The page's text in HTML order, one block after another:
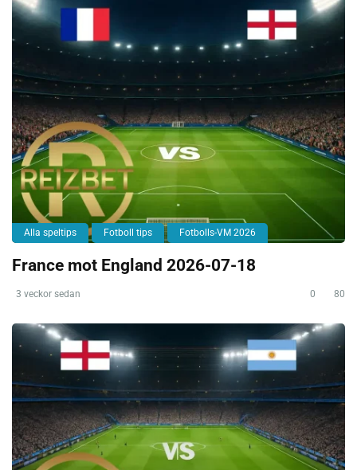
Alla speltips Fotboll tips Fotbolls-VM 2026
France mot England 2026-07-18
3 veckor sedan 0 80